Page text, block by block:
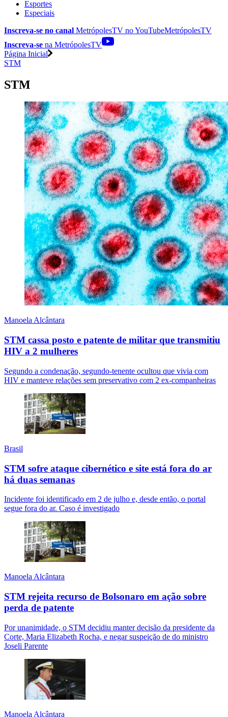
Esportes
Especiais
Inscreva-se no canal MetrópolesTV noYouTubeMetrópolesTV
Inscreva-se na MetrópolesTV
Página Inicial
STM
STM
Manoela Alcântara
STM cassa posto e patente de militar que transmitiu
HIV a 2 mulheres
Segundo a condenação, segundo-tenente ocultou que vivia com
HIV e manteve relações sem preservativo com 2 ex-companheiras
Brasil
STM sofre ataque cibernético e site está fora do ar
há duas semanas
Incidente foi identificado em 2 de julho e, desde então, o portal
segue fora do ar. Caso é investigado
Manoela Alcântara
STM rejeita recurso de Bolsonaro em ação sobre
perda de patente
Por unanimidade, o STM decidiu manter decisão da presidente da
Corte, Maria Elizabeth Rocha, e negar suspeição de do ministro
Joseli Parente
Manoela Alcântara